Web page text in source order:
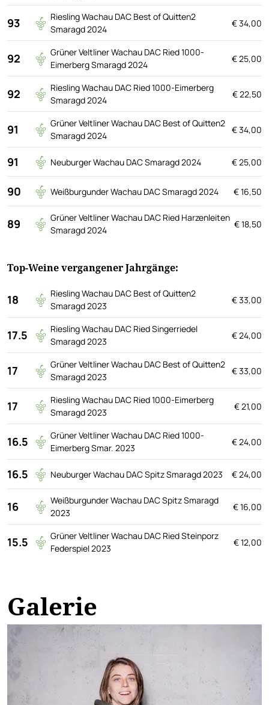
93
Riesling Wachau DAC Best of Quitten2
Smaragd 2024
€ 34,00
92
Grüner Veltliner Wachau DAC Ried 1000-
Eimerberg Smaragd 2024
€ 25,00
92
Riesling Wachau DAC Ried 1000-Eimerberg
Smaragd 2024
€ 22,50
91
Grüner Veltliner Wachau DAC Best of Quitten2
Smaragd 2024
€ 34,00
91 Neuburger Wachau DAC Smaragd 2024 € 25,00
90 Weißburgunder Wachau DAC Smaragd 2024 € 16,50
89
Grüner Veltliner Wachau DAC Ried Harzenleiten
Smaragd 2024
€ 18,50
Top-Weine vergangener Jahrgänge:
18
Riesling Wachau DAC Best of Quitten2
Smaragd 2023
€ 33,00
17.5
Riesling Wachau DAC Ried Singerriedel
Smaragd 2023
€ 24,00
17
Grüner Veltliner Wachau DAC Best of Quitten2
Smaragd 2023
€ 33,00
17
Riesling Wachau DAC Ried 1000-Eimerberg
Smaragd 2023
€ 21,00
16.5
Grüner Veltliner Wachau DAC Ried 1000-
Eimerberg Smar. 2023
€ 24,00
16.5 Neuburger Wachau DAC Spitz Smaragd 2023 € 24,00
16
Weißburgunder Wachau DAC Spitz Smaragd
2023
€ 16,00
15.5
Grüner Veltliner Wachau DAC Ried Steinporz
Federspiel 2023
€ 12,00
Galerie